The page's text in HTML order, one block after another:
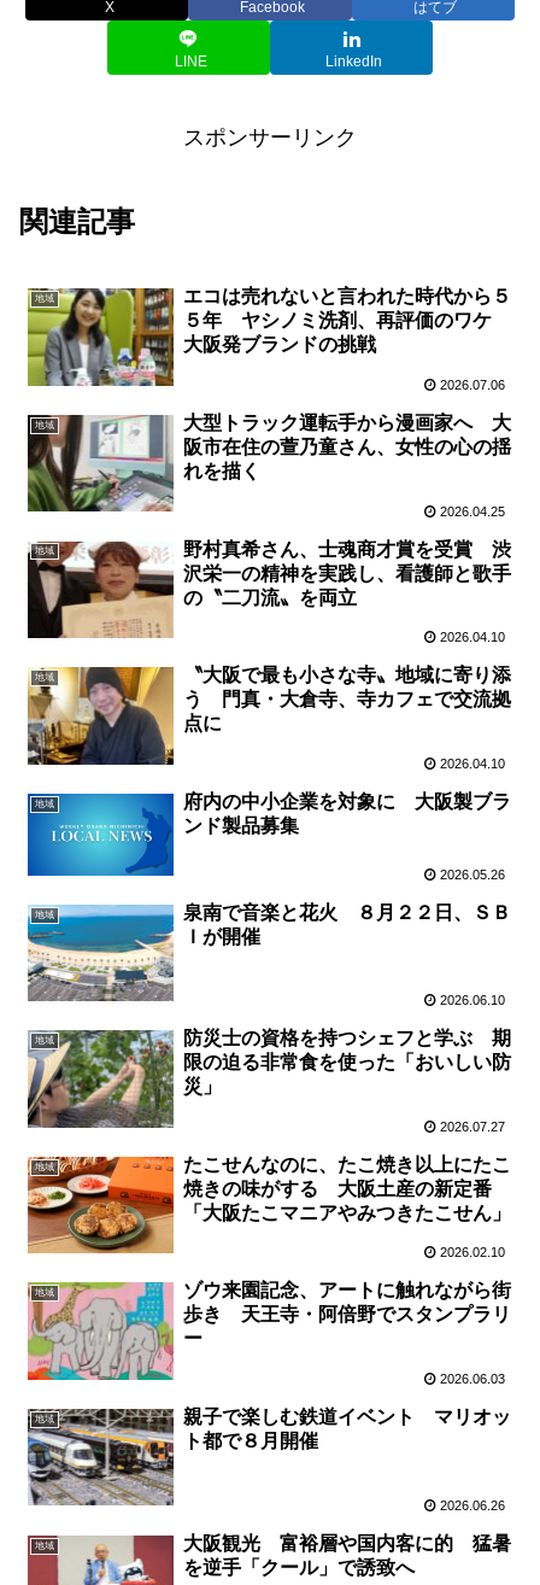
X Facebook はてブ
LINE LinkedIn
スポンサーリンク
関連記事
地域
エコは売れないと言われた時代から５
５年 ヤシノミ洗剤、再評価のワケ
大阪発ブランドの挑戦
2026.07.06
地域
大型トラック運転手から漫画家へ 大
阪市在住の萱乃童さん、女性の心の揺
れを描く
2026.04.25
地域
野村真希さん、士魂商才賞を受賞 渋
沢栄一の精神を実践し、看護師と歌手
の〝二刀流〟を両立
2026.04.10
地域
〝大阪で最も小さな寺〟地域に寄り添
う 門真・大倉寺、寺カフェで交流拠
点に
2026.04.10
地域
府内の中小企業を対象に 大阪製ブラ
ンド製品募集
2026.05.26
地域
泉南で音楽と花火 ８月２２日、ＳＢ
Ｉが開催
2026.06.10
地域
防災士の資格を持つシェフと学ぶ 期
限の迫る非常食を使った「おいしい防
災」
2026.07.27
地域
たこせんなのに、たこ焼き以上にたこ
焼きの味がする 大阪土産の新定番
「大阪たこマニアやみつきたこせん」
2026.02.10
地域
ゾウ来園記念、アートに触れながら街
歩き 天王寺・阿倍野でスタンプラリ
ー
2026.06.03
地域
親子で楽しむ鉄道イベント マリオッ
ト都で８月開催
2026.06.26
地域
大阪観光 富裕層や国内客に的 猛暑
を逆手「クール」で誘致へ